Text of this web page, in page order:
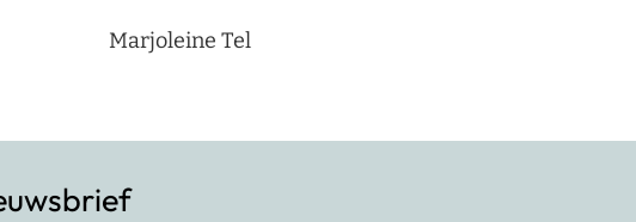
Marjoleine Tel